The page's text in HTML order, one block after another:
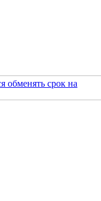
обменять срок на